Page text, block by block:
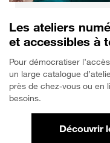
Les ateliers
et accessibles à
Pour démocratiser
un large catalogue
près de chez-vous ou en
besoins.
Découvrir